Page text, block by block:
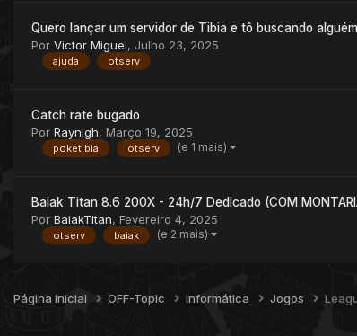
Quero lançar um servidor de Tibia e tô buscando
Por Victor Miguel, Julho 23, 2025
ajuda otserv
Catch rate bugado
Por Raynigh, Março 19, 2025
poketibia otserv (e 1 mais)
Baiak Titan 8.6 200X - 24h/7 Dedicado (COM
Por BaiakTitan, Fevereiro 4, 2025
otserv baiak (e 2 mais)
Página Inicial OFF-Topic Informática Jogos